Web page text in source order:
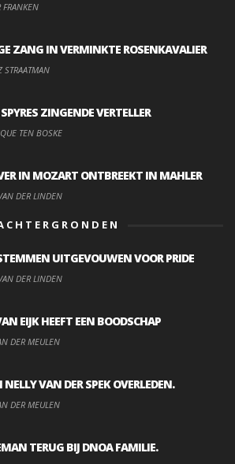
FRANKEN
ZANG IN VERMINKTE ROSENKAVALIER
STRAATMAN
ZINGENDE VERTELLER
TEN BOSKE
IN MOZART ONTBREEKT IN MAHLER
DER LINDEN
UITGEVOUWEN VOOR PRIDE
DER LINDEN
EIJK HEEFT EEN BOODSCHAP
DER MEULEN
NELLY VAN DER SPEK OVERLEDEN.
DER MEULEN
TERUG BIJ DNOA FAMILIE.